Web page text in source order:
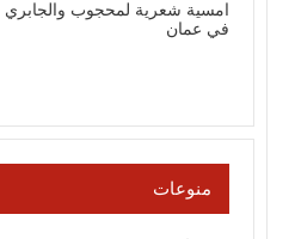
امسية شعرية لمحجوب والجابري
في عمان
منوعات